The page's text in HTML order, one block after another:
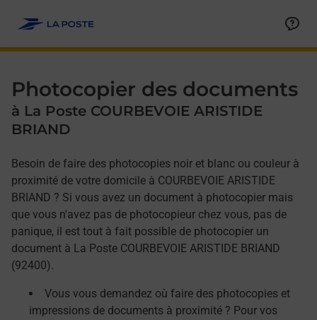
Photocopier des documents
à La Poste COURBEVOIE ARISTIDE
BRIAND
Besoin de faire des photocopies noir et blanc ou couleur à
proximité de votre domicile à COURBEVOIE ARISTIDE
BRIAND ? Si vous avez un document à photocopier mais
que vous n'avez pas de photocopieur chez vous, pas de
panique, il est tout à fait possible de photocopier un
document à La Poste COURBEVOIE ARISTIDE BRIAND
(92400).
Vous vous demandez où faire des photocopies et
impressions de documents à proximité ? Pour vos